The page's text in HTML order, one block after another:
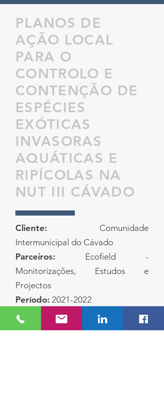
PLANOS DE
AÇÃO LOCAL
PARA O
CONTROLO E
CONTENÇÃO DE
ESPÉCIES
EXÓTICAS
INVASORAS
AQUÁTICAS E
RIPÍCOLAS NA
NUT III CÁVADO
Cliente:
Comunidade
Intermunicipal do Cávado
Parceiros: Ecofield -
Monitorizações, Estudos e
Projectos
Período: 2021-2022
Âmbito Territorial:
Municípios do
Vale do Cávado (Amares, Braga,